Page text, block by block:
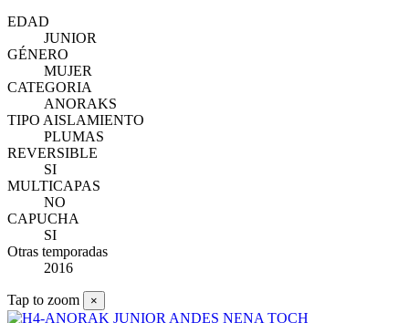
EDAD
JUNIOR
GÉNERO
MUJER
CATEGORIA
ANORAKS
TIPO AISLAMIENTO
PLUMAS
REVERSIBLE
SI
MULTICAPAS
NO
CAPUCHA
SI
Otras temporadas
2016
Tap to zoom ×